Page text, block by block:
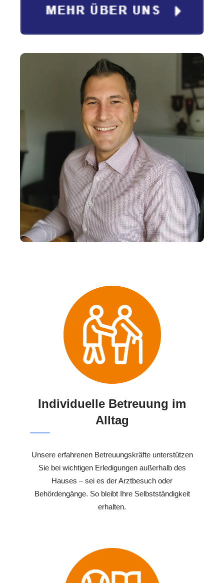
Individuelle Betreuung im
Alltag
Unsere erfahrenen Betreuungskräfte unterstützen
Sie bei wichtigen Erledigungen außerhalb des
Hauses – sei es der Arztbesuch oder
Behördengänge. So bleibt Ihre Selbstständigkeit
erhalten.